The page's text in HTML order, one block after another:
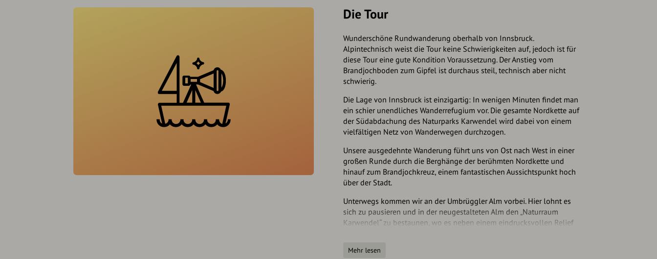
Die Tour
Wunderschöne Rundwanderung oberhalb von Innsbruck.
Alpintechnisch weist die Tour keine Schwierigkeiten auf, jedoch ist für
diese Tour eine gute Kondition Voraussetzung. Der Anstieg vom
Brandjochboden zum Gipfel ist durchaus steil, technisch aber nicht
schwierig.
Die Lage von Innsbruck ist einzigartig: In wenigen Minuten findet man
ein schier unendliches Wanderrefugium vor. Die gesamte Nordkette auf
der Südabdachung des Naturparks Karwendel wird dabei von einem
vielfältigen Netz von Wanderwegen durchzogen.
Unsere ausgedehnte Wanderung führt uns von Ost nach West in einer
großen Runde durch die Berghänge der berühmten Nordkette und
hinauf zum Brandjochkreuz, einem fantastischen Aussichtspunkt hoch
über der Stadt.
Unterwegs kommen wir an der Umbrüggler Alm vorbei. Hier lohnt es
sich zu pausieren und in der neugestalteten Alm den „Naturraum
Karwendel“ zu bestaunen, wo es neben einem eindrucksvollen Relief
Beim Abstieg lädt der Gasthof Rauschbrunnen zur Erholung ein, bevor
Mehr lesen